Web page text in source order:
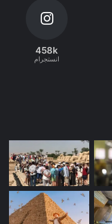
458k
انستجرام